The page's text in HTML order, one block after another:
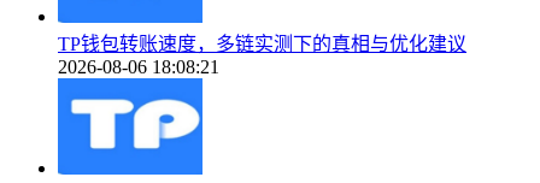
TP钱包转账速度，多链实测下的真相与优化建议
2026-08-06 18:08:21